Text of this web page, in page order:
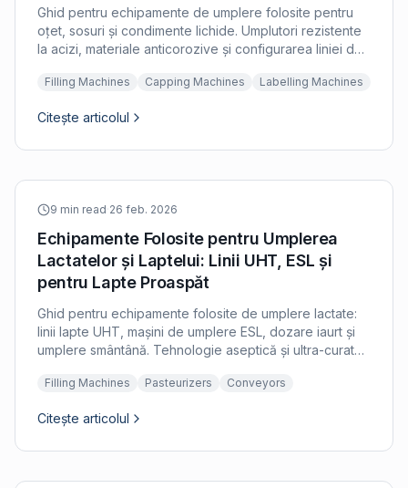
Ghid pentru echipamente de umplere folosite pentru
oțet, sosuri și condimente lichide. Umplutori rezistente
la acizi, materiale anticorozive și configurarea liniei de
Filling Machines Capping Machines Labelling Machines
Citește articolul
9 min read·26 feb. 2026
Echipamente Folosite pentru Umplerea
Lactatelor și Laptelui: Linii UHT, ESL și
pentru Lapte Proaspăt
Ghid pentru echipamente folosite de umplere lactate:
linii lapte UHT, mașini de umplere ESL, dozare iaurt și
umplere smântână. Tehnologie aseptică și ultra-curată
Filling Machines Pasteurizers Conveyors
Citește articolul